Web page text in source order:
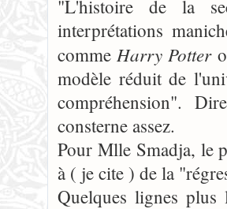
"L'histoire de la
interprétations
commeHarry Potter
modèle réduit de
compréhension".
consterne assez.
Pour Mlle Smadja, le
à ( je cite ) de la
Quelques lignes plus